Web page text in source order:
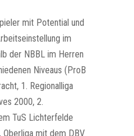
mit Potential und
im
der NBBL im Herren
Niveaus (ProB
1. Regionalliga
2000, 2.
TuS Lichterfelde
Oberliga mit dem DBV